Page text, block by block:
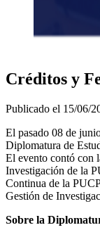
Créditos y
Publicado el 15/06/
El pasado 08 de
Diplomatura de
El evento contó con
Investigación de la
Continua de la
Gestión de
Sobre la